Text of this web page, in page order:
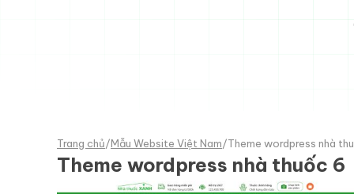
Trang chủ/Mẫu Website Việt Nam/Theme wordpress nhà
Theme wordpress nhà thuốc 6